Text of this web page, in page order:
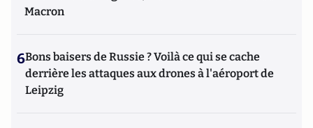
Macron
6Bons baisers de Russie ? Voilà ce qui se cache
derrière les attaques aux drones à l'aéroport de
Leipzig